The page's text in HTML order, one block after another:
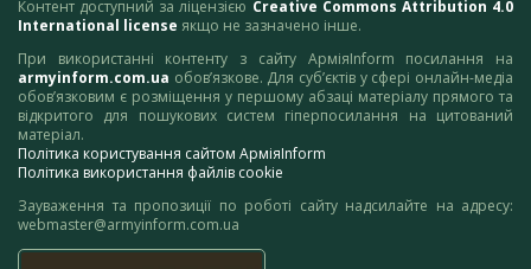
Контент доступний за ліцензією Creative Commons Attribution 4.0
International license якщо не зазначено інше.
При використанні контенту з сайту АрміяInform посилання на
armyinform.com.ua обов’язкове. Для суб’єктів у сфері онлайн-медіа
обов’язковим є розміщення у першому абзаці матеріалу прямого та
відкритого для пошукових систем гіперпосилання на цитований
матеріал.
Політика користування сайтом АрміяInform
Політика використання файлів cookie
Зауваження та пропозиції по роботі сайту надсилайте на адресу:
webmaster@armyinform.com.ua